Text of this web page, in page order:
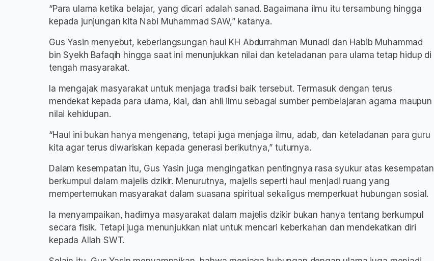
“Para ulama ketika belajar, yang dicari adalah sanad. Bagaimana ilmu itu tersambung hingga
kepada junjungan kita Nabi Muhammad SAW,” katanya.
Gus Yasin menyebut, keberlangsungan haul KH Abdurrahman Munadi dan Habib Muhammad
bin Syekh Bafaqih hingga saat ini menunjukkan nilai dan keteladanan para ulama tetap hidup di
tengah masyarakat.
Ia mengajak masyarakat untuk menjaga tradisi baik tersebut. Termasuk dengan terus
mendekat kepada para ulama, kiai, dan ahli ilmu sebagai sumber pembelajaran agama maupun
nilai kehidupan.
“Haul ini bukan hanya mengenang, tetapi juga menjaga ilmu, adab, dan keteladanan para guru
kita agar terus diwariskan kepada generasi berikutnya,” tuturnya.
Dalam kesempatan itu, Gus Yasin juga mengingatkan pentingnya rasa syukur atas kesempatan
berkumpul dalam majelis dzikir. Menurutnya, majelis seperti haul menjadi ruang yang
mempertemukan masyarakat dalam suasana spiritual sekaligus memperkuat hubungan sosial.
Ia menyampaikan, hadirnya masyarakat dalam majelis dzikir bukan hanya tentang berkumpul
secara fisik. Tetapi juga menunjukkan niat untuk mencari keberkahan dan mendekatkan diri
kepada Allah SWT.